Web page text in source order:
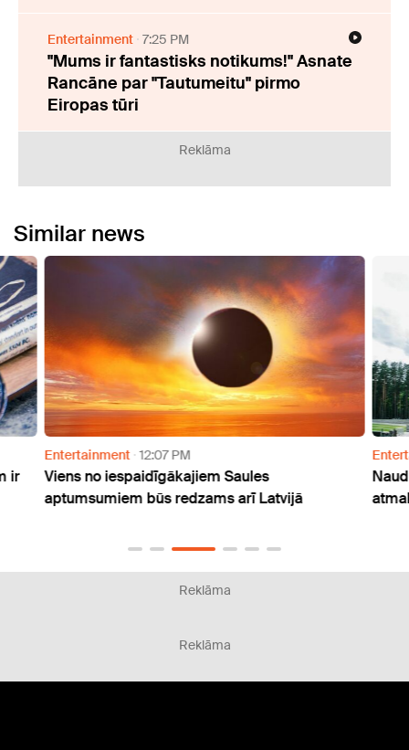
Entertainment 7:25 PM
"Mums ir fantastisks notikums!" Asnate
Rancāne par "Tautumeitu" pirmo
Eiropas tūri
Reklāma
Similar news
ir
Entertainment 12:07 PM
Viens no iespaidīgākajiem Saules
aptumsumiem būs redzams arī Latvijā
Reklāma
Reklāma